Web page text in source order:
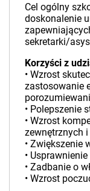
Cel ogólny
doskonalenie
sekretarki/
Korzyści z
• Wzrost
zastosowanie
• Polepszenie
• Wzrost
zewnętrznych
• Zwiększenie
•
• Zadbanie o
• Wzrost